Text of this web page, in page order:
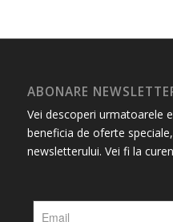
ABONARE
Vei descoperi urmatoarele
beneficia de oferte
newsletterului. Vei fi la